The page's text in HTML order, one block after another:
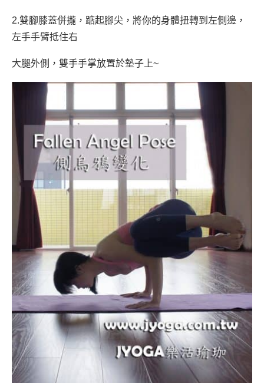
2.雙腳膝蓋併攏，踮起腳尖，將你的身體扭轉到左側邊，
左手手臂抵住右
大腿外側， 雙手手掌放置於墊子上~